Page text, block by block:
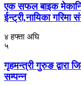
एक सफल बाइक
ईन्ट्री,नायिका गरिमा
४ हफ्ता अघि
५
गृहमन्त्री गुरुङ द्वारा
सम्पन्न